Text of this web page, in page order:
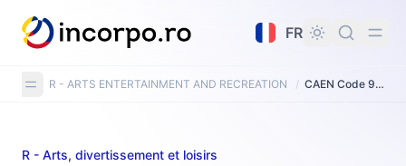
principal
FR
R - ARTS ENTERTAINMENT AND RECREATION / CAEN Code 9311: Operation of sports facilities
Code CAEN 9311 : Exploitation d'installations sportives
R - Arts, divertissement et loisirs